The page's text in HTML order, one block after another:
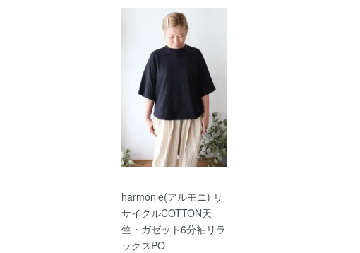
harmonie(アルモニ) リ
サイクルCOTTON天
竺・ガゼット6分袖リラ
ックスPO